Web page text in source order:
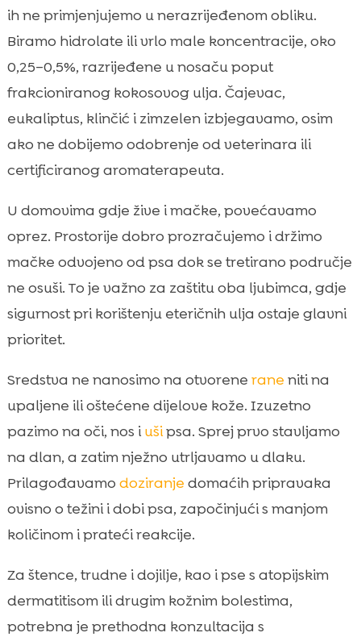
ih ne primjenjujemo u nerazrijeđenom obliku.
Biramo hidrolate ili vrlo male koncentracije, oko
0,25–0,5%, razrijeđene u nosaču poput
frakcioniranog kokosovog ulja. Čajevac,
eukaliptus, klinčić i zimzelen izbjegavamo, osim
ako ne dobijemo odobrenje od veterinara ili
certificiranog aromaterapeuta.
U domovima gdje žive i mačke, povećavamo
oprez. Prostorije dobro prozračujemo i držimo
mačke odvojeno od psa dok se tretirano područje
ne osuši. To je važno za zaštitu oba ljubimca, gdje
sigurnost pri korištenju eteričnih ulja ostaje glavni
prioritet.
Sredstva ne nanosimo na otvorene rane niti na
upaljene ili oštećene dijelove kože. Izuzetno
pazimo na oči, nos iušipsa. Sprej prvo stavljamo
na dlan, a zatim nježno utrljavamo u dlaku.
Prilagođavamo doziranje domaćih pripravaka
ovisno o težini i dobi psa, započinjući s manjom
količinom i prateći reakcije.
Za štence, trudne i dojilje, kao i pse s atopijskim
dermatitisom ili drugim kožnim bolestima,
potrebna je prethodna konzultacija s